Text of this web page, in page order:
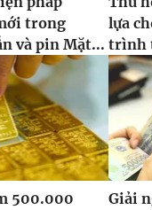
trong
và pin Mặt...
lựa
trình
500.000
Giải